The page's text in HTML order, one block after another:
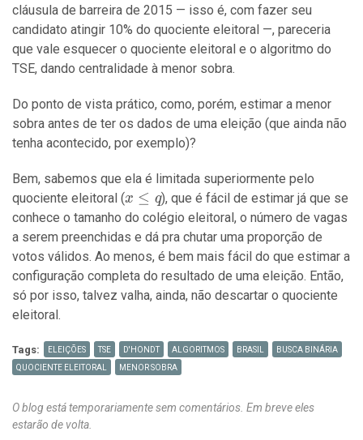
cláusula de barreira de 2015 — isso é, com fazer seu
candidato atingir 10% do quociente eleitoral —, pareceria
que vale esquecer o quociente eleitoral e o algoritmo do
TSE, dando centralidade à menor sobra.
Do ponto de vista prático, como, porém, estimar a menor
sobra antes de ter os dados de uma eleição (que ainda não
tenha acontecido, por exemplo)?
Bem, sabemos que ela é limitada superiormente pelo
quociente eleitoral (x
\leq
q
x ≤ q), que é fácil de estimar já que se
conhece o tamanho do colégio eleitoral, o número de vagas
a serem preenchidas e dá pra chutar uma proporção de
votos válidos. Ao menos, é bem mais fácil do que estimar a
configuração completa do resultado de uma eleição. Então,
só por isso, talvez valha, ainda, não descartar o quociente
eleitoral.
Tags: ELEIÇÕES TSE D'HONDT ALGORITMOS BRASIL
BUSCA BINÁRIA
QUOCIENTE ELEITORAL
MENOR SOBRA
O blog está temporariamente sem comentários. Em breve eles
estarão de volta.